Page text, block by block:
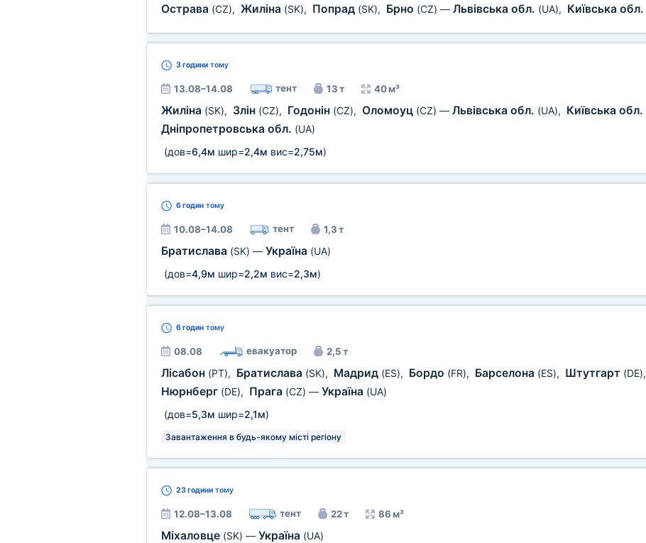
Острава (CZ), Жиліна (SK), Попрад (SK), Брно (CZ) — Львівська обл. (UA), Київська обл.
3 годинитому
13.08–14.08 тент 13 т 40 м³
Жиліна (SK), Злін (CZ), Годонін (CZ), Оломоуц (CZ) — Львівська обл. (UA), Київська обл.
Дніпропетровська обл. (UA)
(дов=6,4м шир=2,4м вис=2,75м)
6 годинтому
10.08–14.08 тент 1,3 т
Братислава (SK) — Україна (UA)
(дов=4,9м шир=2,2м вис=2,3м)
6 годинтому
08.08 евакуатор 2,5 т
Лісабон (PT), Братислава (SK), Мадрид (ES), Бордо (FR), Барселона (ES), Штутгарт (DE),
Нюрнберг (DE), Прага (CZ) — Україна (UA)
(дов=5,3м шир=2,1м)
Завантаження в будь-якому місті регіону
23 годинитому
12.08–13.08 тент 22 т 86 м³
Міхаловце (SK) — Україна (UA)